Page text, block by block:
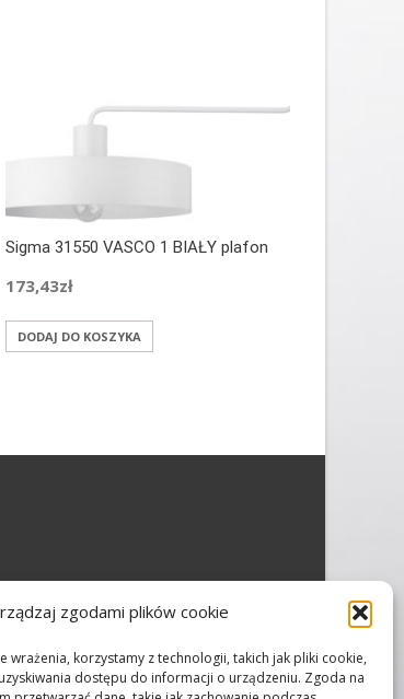
zgodami plików cookie
wrażenia, korzystamy z technologii, takich jak pliki cookie,
dostępu do informacji o urządzeniu. Zgoda na
Sigma 31550 VASCO 1 BIAŁY plafon
173,43zł
DODAJ DO KOSZYKA